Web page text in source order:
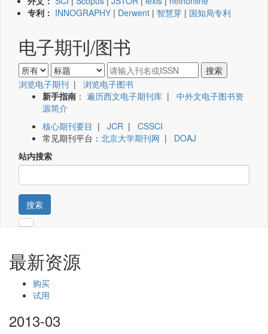
专利： INNOGRAPHY | Derwent | 智慧芽 | 国知局专利
电子期刊/图书
浏览电子期刊 | 浏览电子图书
新手指南 ： 遍历西文电子期刊库 | 中外文电子图书资
源简介
核心期刊要目 | JCR | CSSCI
常见期刊平台： 北京大学期刊网 | DOAJ
站内搜索
搜索
最新资源
购买
试用
2013-03